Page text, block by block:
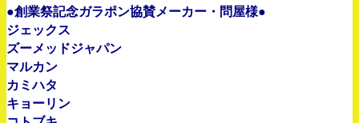
●創業祭記念ガラポン協賛メーカー・問屋様●
ジェックス
ズーメッドジャパン
マルカン
カミハタ
キョーリン